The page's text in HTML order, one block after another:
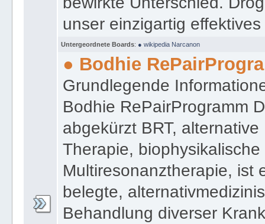
unser einzigartig
Untergeordnete Boards: ● wikipedia Narcanon
● Bodhie
Grundlegende
Bodhie RePairProgramm
abgekürzt BRT,
Therapie,
Multiresonanztherapie, ist
belegte,
Behandlung diverser